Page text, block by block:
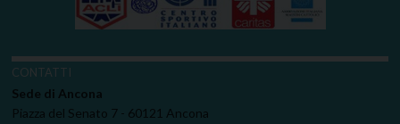
CONTATTI
Sede di Ancona
Piazza del Senato 7 - 60121 Ancona